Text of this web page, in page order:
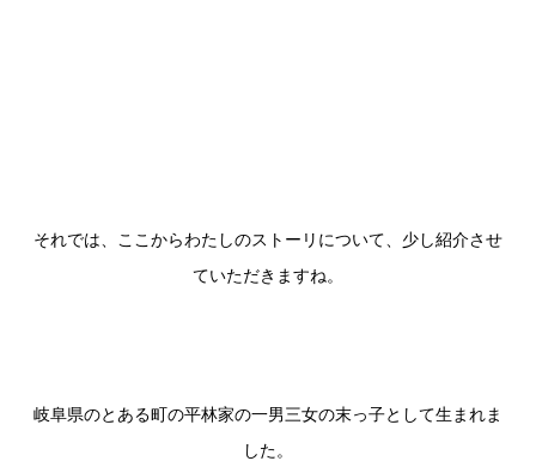
それでは、ここからわたしのストーリについて、少し紹介させ
ていただきますね。
岐阜県のとある町の平林家の一男三女の末っ子として生まれま
した。